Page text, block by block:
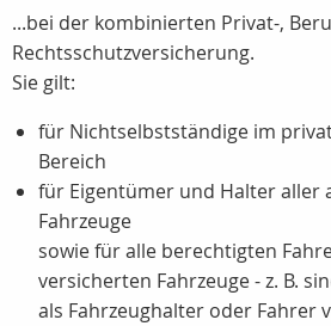
...bei der kombinierten Privat-,
Rechtsschutzversicherung.
Sie gilt:
für Nichtselbstständige im
Bereich
für Eigentümer und Halter aller
Fahrzeuge
sowie für alle berechtigten
versicherten Fahrzeuge - z. B.
als Fahrzeughalter oder Fahrer